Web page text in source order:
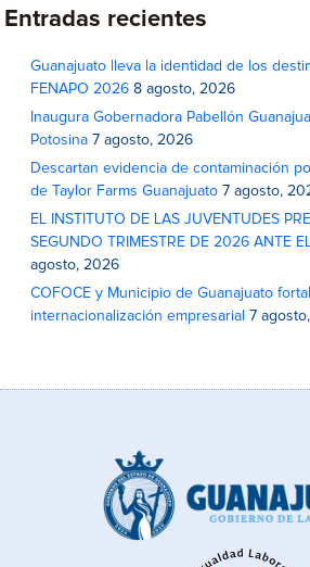
Entradas recientes
Guanajuato lleva la identidad de los
FENAPO 2026 8 agosto, 2026
Inaugura Gobernadora Pabellón
Potosina 7 agosto, 2026
Descartan evidencia de contaminación
de Taylor Farms Guanajuato 7 agosto,
EL INSTITUTO DE LAS JUVENTUDES
SEGUNDO TRIMESTRE DE 2026 ANTE
agosto, 2026
COFOCE y Municipio de Guanajuato
internacionalización empresarial 7